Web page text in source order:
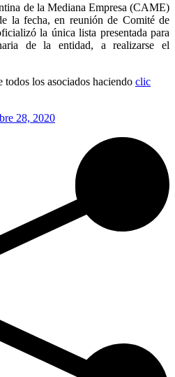
de la Mediana Empresa (CAME)
la fecha, en reunión de Comité de
la única lista presentada para
de la entidad, a realizarse el
los asociados haciendo clic
28, 2020